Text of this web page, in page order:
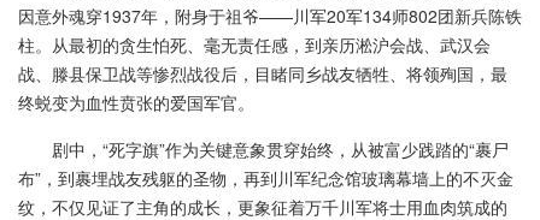
因意外魂穿1937年，附身于祖爷——川军20军134师802团新兵陈铁
柱。从最初的贪生怕死、毫无责任感，到亲历淞沪会战、武汉会
战、滕县保卫战等惨烈战役后，目睹同乡战友牺牲、将领殉国，最
终蜕变为血性贲张的爱国军官。
剧中，“死字旗”作为关键意象贯穿始终，从被富少践踏的“裹尸
布”，到裹埋战友残躯的圣物，再到川军纪念馆玻璃幕墙上的不灭金
纹，不仅见证了主角的成长，更象征着万千川军将士用血肉筑成的